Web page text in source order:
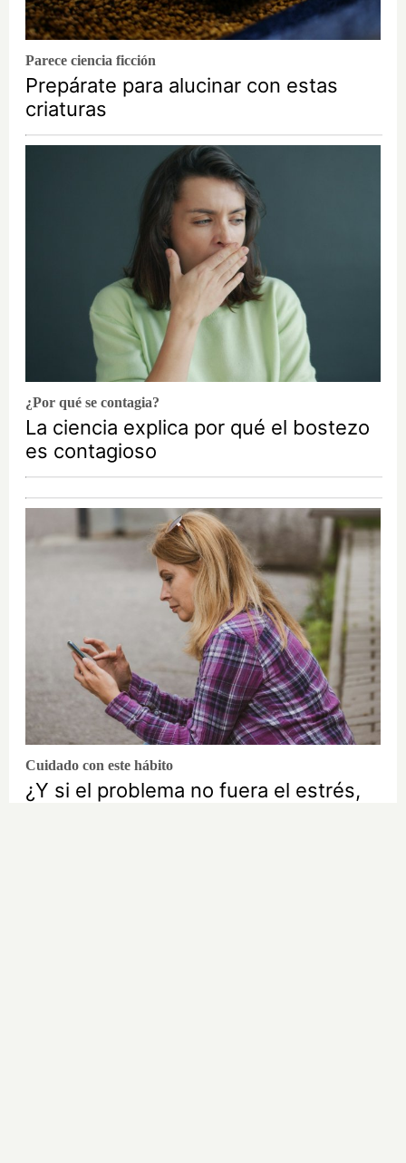
Parece ciencia ficción
Prepárate para alucinar con estas
criaturas
¿Por qué se contagia?
La ciencia explica por qué el bostezo
es contagioso
Cuidado con este hábito
¿Y si el problema no fuera el estrés,